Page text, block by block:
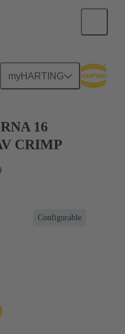
myHARTING
16
CRIMP
Configurable